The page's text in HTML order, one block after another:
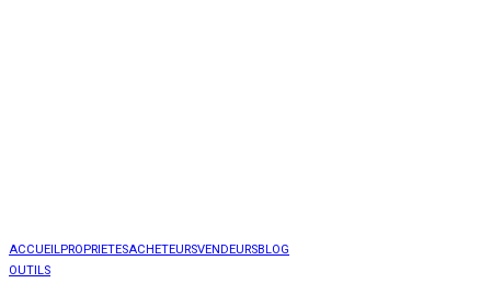
ACCUEILPROPRIETESACHETEURSVENDEURSBLOG
OUTILS